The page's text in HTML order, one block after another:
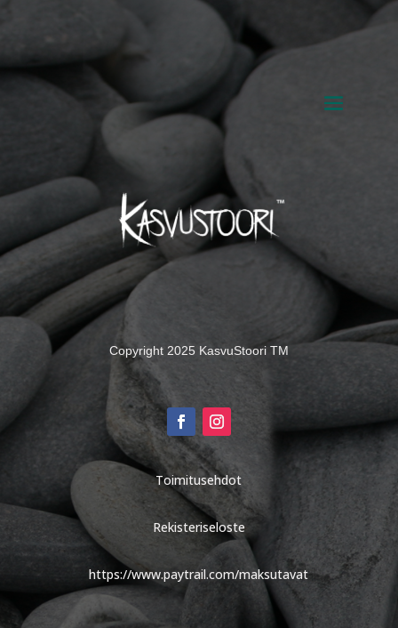
Copyright 2025 KasvuStoori TM
Toimitusehdot
Rekisteriseloste
https://www.paytrail.com/maksutavat